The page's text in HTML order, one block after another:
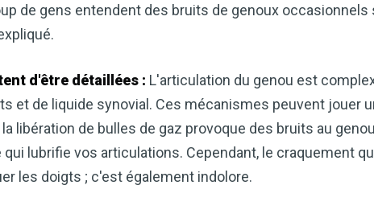
de gens entendent des bruits de genoux occasionnels
d'être détaillées : L'articulation du genou est
et de liquide synovial. Ces mécanismes peuvent jouer
libération de bulles de gaz provoque des bruits au
lubrifie vos articulations. Cependant, le craquement
les doigts ; c'est également indolore.